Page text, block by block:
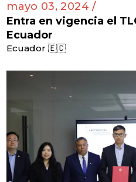
mayo 03, 2024 /
Entra en vigencia el
Ecuador
Ecuador 🇪🇨